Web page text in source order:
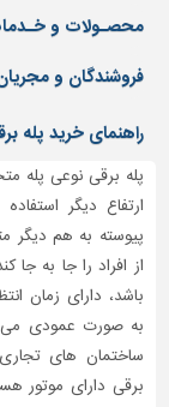
نرده
و
حفاظ
کفپوش
سنگ
سرویس
بهداشتی
ابزار،یراق
و
ماشین
آلات
محصـولات و
فروشندگان و
راهنمای خرید پله
پله برقی نوعی پله
ارتفاع دیگر
پیوسته به هم دیگر
از افراد را جا به جا
باشد، دارای زمان
به صورت عمودی می
ساختمان های
برقی دارای موتور